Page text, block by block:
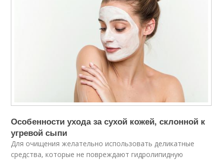
Особенности ухода за сухой кожей, склонной к
угревой сыпи
Для очищения желательно использовать деликатные
средства, которые не повреждают гидролипидную